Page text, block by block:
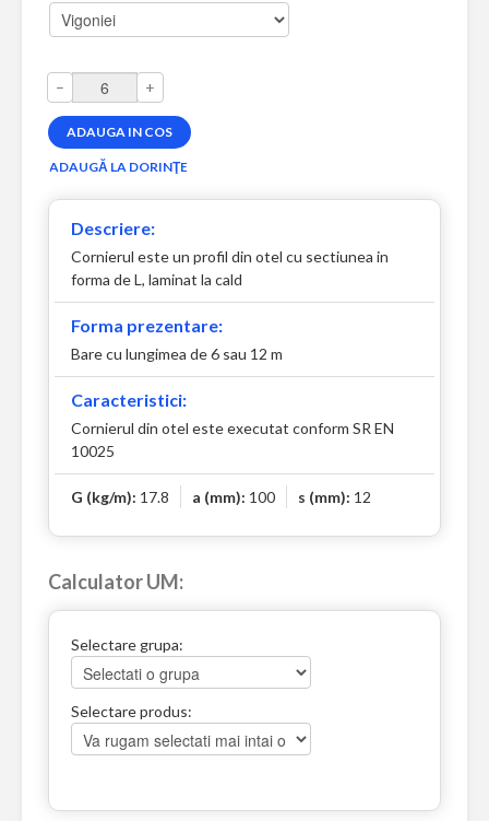
– +
Descriere:
Cornierul este un profil din otel cu sectiunea in
forma de L, laminat la cald
Forma prezentare:
Bare cu lungimea de 6 sau 12 m
Caracteristici:
Cornierul din otel este executat conform SR EN
10025
G (kg/m): 17.8 a (mm): 100 s (mm): 12
Calculator UM:
Selectare grupa:
Selectare produs: